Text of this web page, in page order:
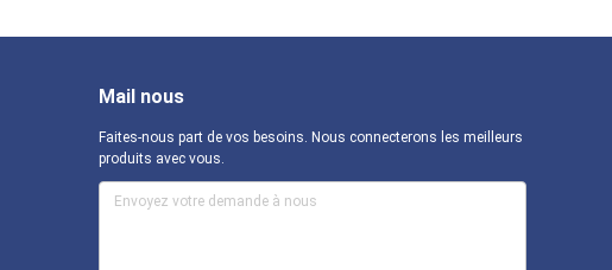
Mail nous
Faites-nous part de vos besoins. Nous connecterons les meilleurs
produits avec vous.